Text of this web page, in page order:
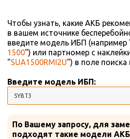
Чтобы узнать, какие АКБ
в вашем источнике
введите модель ИБП (например
1500") или партномер с
"SUA1500RMI2U") в поле поиска
Введите модель ИБП:
По Вашему запросу, для
подходят такие модели